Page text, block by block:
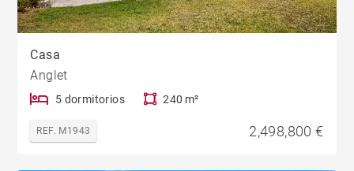
Casa
Anglet
5 dormitorios 240 m²
REF. M1943 2,498,800 €